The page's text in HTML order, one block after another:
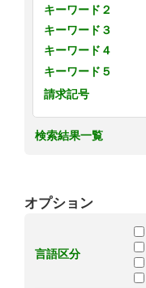
キーワード２
キーワード３
キーワード４
キーワード５
請求記号
検索結果一覧
オプション
言語区分